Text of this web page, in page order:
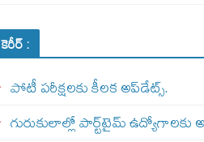
కెరీర్ :
పోటీ పరీక్షలకు కీలక అప్‌డేట్స్.
గురుకులాల్లో పార్ట్‌టైమ్ ఉద్యోగాలకు